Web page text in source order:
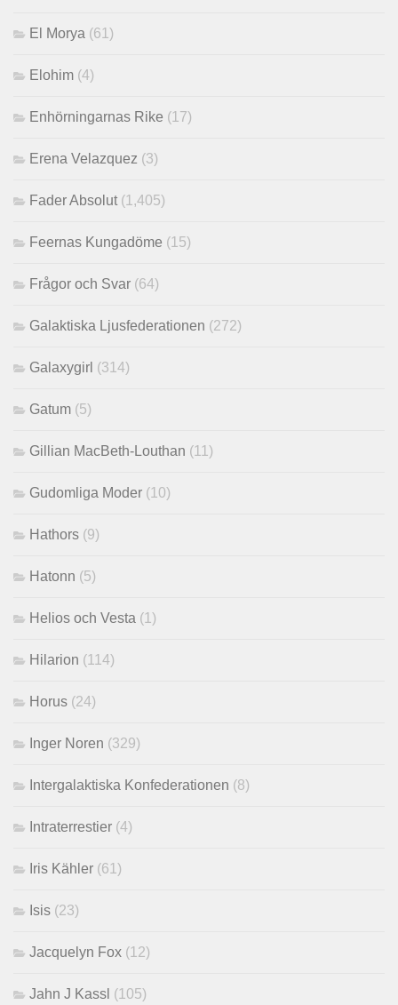
El Morya (61)
Elohim (4)
Enhörningarnas Rike (17)
Erena Velazquez (3)
Fader Absolut (1,405)
Feernas Kungadöme (15)
Frågor och Svar (64)
Galaktiska Ljusfederationen (272)
Galaxygirl (314)
Gatum (5)
Gillian MacBeth-Louthan (11)
Gudomliga Moder (10)
Hathors (9)
Hatonn (5)
Helios och Vesta (1)
Hilarion (114)
Horus (24)
Inger Noren (329)
Intergalaktiska Konfederationen (8)
Intraterrestier (4)
Iris Kähler (61)
Isis (23)
Jacquelyn Fox (12)
Jahn J Kassl (105)